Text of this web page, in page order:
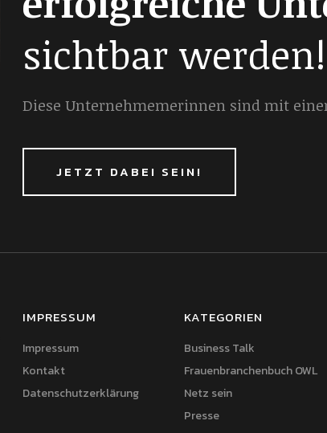
sichtbar werden!
Diese Unternehmemerinnen sind mit
JETZT DABEI SEIN!
IMPRESSUM
Impressum
Kontakt
Datenschutzerklärung
KATEGORIEN
Business Talk
Frauenbranchenbuch OWL
Netz sein
Presse